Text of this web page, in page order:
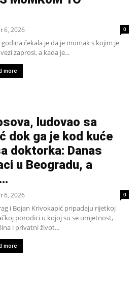
6, 2026 0
godina čekala je da je momak s kojim je
zaprosi, a kada je...
more
ludovao sa
dok ga je kod kuće
doktorka: Danas
u Beogradu, a
6, 2026 0
i Bojan Krivokapić pripadaju rijetkoj
porodici u kojoj su se umjetnost,
i privatni život...
more